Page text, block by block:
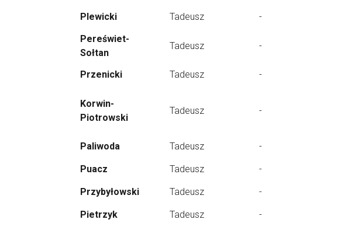
Plewicki Tadeusz -
Pereświet-
Sołtan
Tadeusz -
Przenicki Tadeusz -
Korwin-
Piotrowski
Tadeusz -
Paliwoda Tadeusz -
Puacz Tadeusz -
Przybyłowski Tadeusz -
Pietrzyk Tadeusz -